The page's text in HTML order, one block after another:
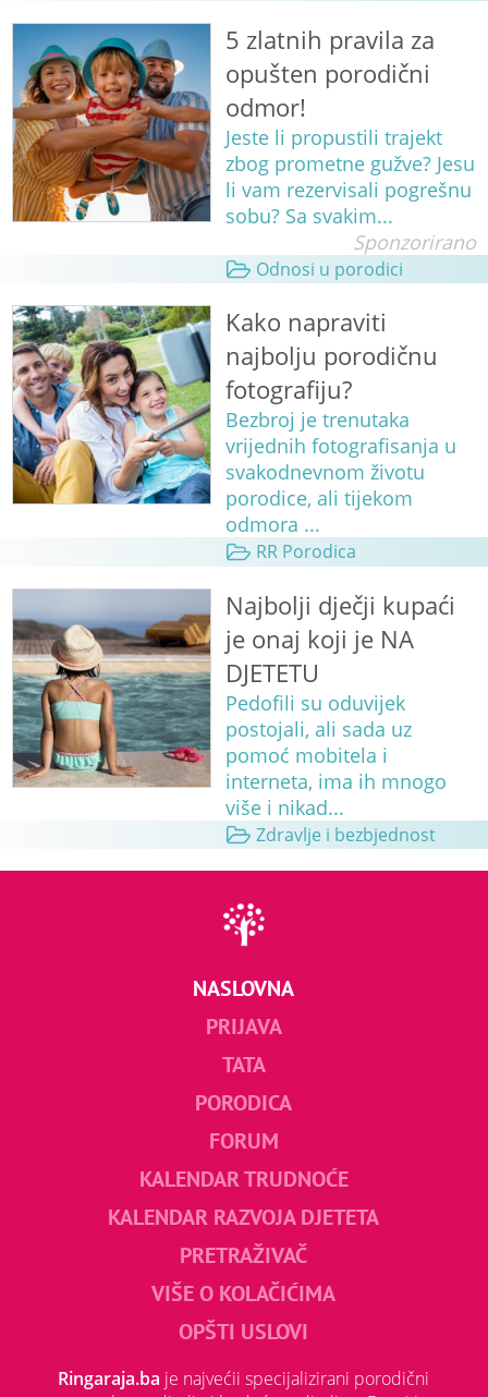
5 zlatnih pravila za
opušten porodični
odmor!
Jeste li propustili trajekt
zbog prometne gužve? Jesu
li vam rezervisali pogrešnu
sobu? Sa svakim...
Sponzorirano
Odnosi u porodici
Kako napraviti
najbolju porodičnu
fotografiju?
Bezbroj je trenutaka
vrijednih fotografisanja u
svakodnevnom životu
porodice, ali tijekom
odmora ...
RR Porodica
Najbolji dječji kupaći
je onaj koji je NA
DJETETU
Pedofili su oduvijek
postojali, ali sada uz
pomoć mobitela i
interneta, ima ih mnogo
više i nikad...
Zdravlje i bezbjednost
NASLOVNA
PRIJAVA
TATA
PORODICA
FORUM
KALENDAR TRUDNOĆE
KALENDAR RAZVOJA DJETETA
PRETRAŽIVAČ
VIŠE O KOLAČIĆIMA
OPŠTI USLOVI
Ringaraja.ba je najvećii specijalizirani porodični